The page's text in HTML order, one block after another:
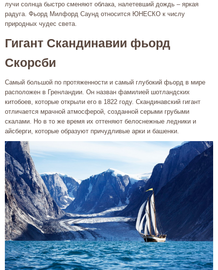
лучи солнца быстро сменяют облака, налетевший дождь – яркая
радуга. Фьорд Милфорд Саунд относится ЮНЕСКО к числу
природных чудес света.
Гигант Скандинавии фьорд
Скорсби
Самый большой по протяженности и самый глубокий фьорд в мире
расположен в Гренландии. Он назван фамилией шотландских
китобоев, которые открыли его в 1822 году. Скандинавский гигант
отличается мрачной атмосферой, созданной серыми грубыми
скалами. Но в то же время их оттеняют белоснежные ледники и
айсберги, которые образуют причудливые арки и башенки.